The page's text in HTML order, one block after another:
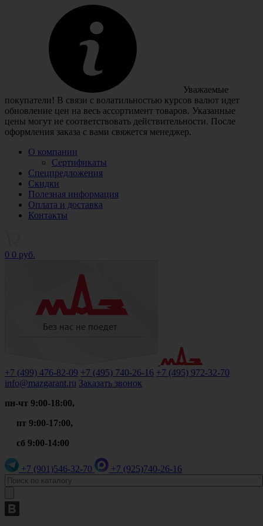
Уважаемые
покупатели! В связи с волатильностью курсов валют идет
обновление цен на весь ассортимент товаров. Указанные
цены могут не соответствовать действительности. После
оформления заказа с вами свяжется менеджер.
О компании
Сертификаты
Спецпредложения
Скидки
Полезная информация
Оплата и доставка
Контакты
0 0 руб.
+7 (499) 476-82-09 +7 (495) 740-26-16 +7 (495) 972-32-70
info@mazgarant.ru Заказать звонок
пн-чт 9:00-18:00,
пт 9:00-17:00,
сб 9:00-14:00
+7 (901)546-32-70 +7 (925)740-26-16